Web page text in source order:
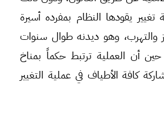
يقودها النظام بمفرده أسيرة
والتهرب، وهو ديدنه طوال سنوات
أن العملية ترتبط حكماً بمناخ
كافة الأطياف في عملية التغيير